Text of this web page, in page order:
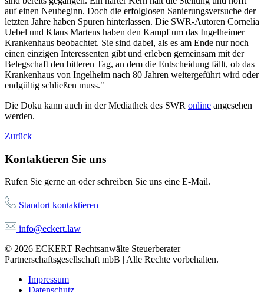
auf einen Neubeginn. Doch die erfolglosen Sanierungsversuche der
letzten Jahre haben Spuren hinterlassen. Die SWR-Autoren Cornelia
Uebel und Klaus Martens haben den Kampf um das Ingelheimer
Krankenhaus beobachtet. Sie sind dabei, als es am Ende nur noch
einen einzigen Interessenten gibt und erleben gemeinsam mit der
Belegschaft den bitteren Tag, an dem die Entscheidung fällt, ob das
Krankenhaus von Ingelheim nach 80 Jahren weitergeführt wird oder
endgültig schließen muss."
Die Doku kann auch in der Mediathek des SWR online angesehen
werden.
Zurück
Kontaktieren Sie uns
Rufen Sie gerne an oder schreiben Sie uns eine E-Mail.
Standort kontaktieren
info@eckert.law
© 2026 ECKERT Rechtsanwälte Steuerberater
Partnerschaftsgesellschaft mbB | Alle Rechte vorbehalten.
Impressum